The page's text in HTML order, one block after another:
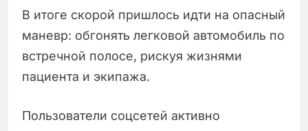
В итоге скорой пришлось идти на опасный
маневр: обгонять легковой автомобиль по
встречной полосе, рискуя жизнями
пациента и экипажа.
Пользователи соцсетей активно